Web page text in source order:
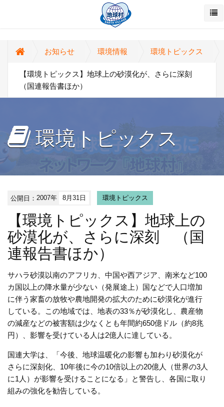
お知らせ 環境情報 環境トピックス
【環境トピックス】地球上の砂漠化が、さらに深刻
（国連報告書ほか）
環境トピックス
公開日：2007年 8月31日 環境トピックス
【環境トピックス】地球上の
砂漠化が、さらに深刻 （国
連報告書ほか）
サハラ砂漠以南のアフリカ、中国や西アジア、南米など100
カ国以上の降水量が少ない（発展途上）国などで人口増加
に伴う家畜の放牧や農地開発の拡大のために砂漠化が進行
している。この地域では、地表の33％が砂漠化し、農産物
の減産などの被害額は少なくとも年間約650億ドル（約8兆
円）、影響を受けている人は2億人に達している。
国連大学は、「今後、地球温暖化の影響も加わり砂漠化が
さらに深刻化、10年後に今の10倍以上の20億人（世界の3人
に1人）が影響を受けることになる」と警告し、各国に取り
組みの強化を勧告している。